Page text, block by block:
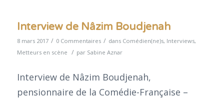
Interview de Nâzim Boudjenah
8 mars 2017 / 0 Commentaires / dans Comédien(ne)s, Interviews,
Metteurs en scène / par Sabine Aznar
Interview de Nâzim Boudjenah,
pensionnaire de la Comédie-Française –